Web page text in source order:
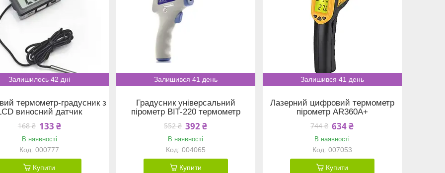
Залишилось 42 дні
термометр-градусник з
виносний датчик
168 ₴ 133 ₴
В наявності
000777
Купити
Залишився 41 день
Градусник універсальний
пірометр BIT-220 термометр
552 ₴ 392 ₴
В наявності
004065
Купити
Залишився 41 день
Лазерний цифровий термометр
пірометр AR360A+
744 ₴ 634 ₴
В наявності
007053
Купити